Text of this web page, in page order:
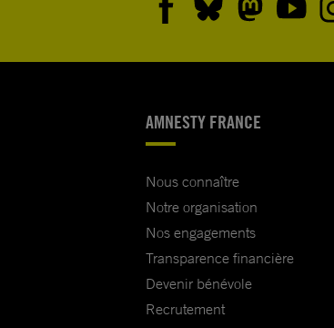
AMNESTY FRANCE
Nous connaître
Notre organisation
Nos engagements
Transparence financière
Devenir bénévole
Recrutement